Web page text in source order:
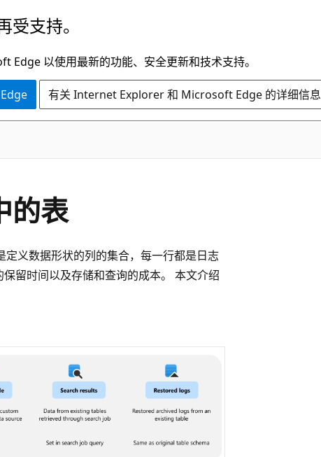
受支持。
Edge 以使用最新的功能、安全更新和技术支持。
有关 Internet Explorer 和 Microsoft Edge 的详细信息
表
义数据形状的列的集合，每一行都是日志
留时间以及存储和查询的成本。 本文介绍